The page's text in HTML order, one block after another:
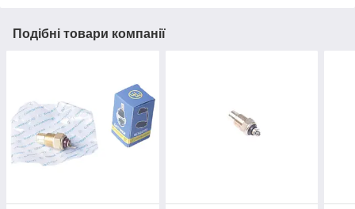
Подібні товари компанії